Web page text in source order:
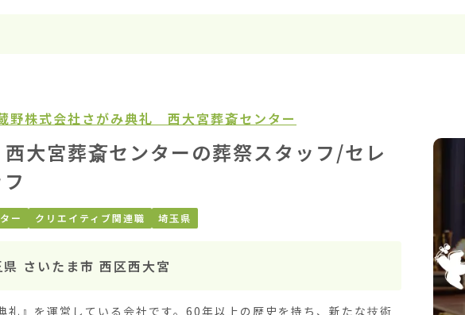
野株式会社さがみ典礼 西大宮葬斎センター
大宮葬斎センターの葬祭スタッフ/セレ
ー クリエイティブ関連職 埼玉県
県 さいたま市 西区西大宮
礼』を運営している会社です。60年以上の歴史を持ち、新たな技術